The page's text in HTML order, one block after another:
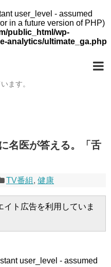
user_level - assumed
in a future version of PHP)
public_html/wp-
analytics/ultimate_ga.php
ます。
名医が答える。「舌
TV番組 ,健康
ト広告を利用していま
user_level - assumed